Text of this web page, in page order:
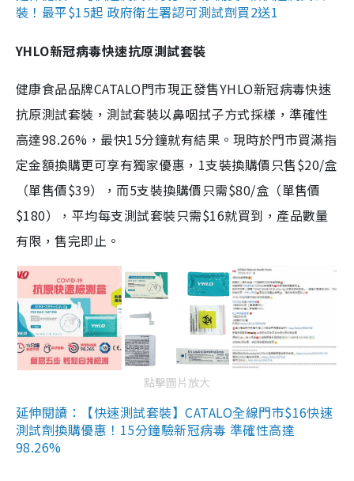
裝！最平$15起 政府衛生署認可測試劑買2送1
YHLO新冠病毒快速抗原測試套裝
健康食品品牌CATALO門市現正發售YHLO新冠病毒快速
抗原測試套裝，測試套裝以鼻咽拭子方式採樣，準確性
高達98.26%，最快15分鐘就有結果。現時於門市買滿指
定金額換購更可享有獨家優惠，1支裝換購價只售$20/盒
（單售價$39），而5支裝換購價只需$80/盒（單售價
$180），平均每支測試套裝只需$16就買到，產品數量
有限，售完即止。
點擊圖片放大
延伸閱讀：【快速測試套裝】CATALO全線門市$16快速
測試劑換購優惠！15分鐘驗新冠病毒 準確性高達
98.26%